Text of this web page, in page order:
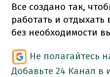
Все создано так,
работать и отдыхать
без необходимости
Не полагайтесь
Добавьте 24 Канал в